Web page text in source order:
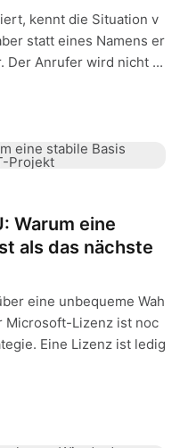
kennt die Situation v
statt eines Namens er
Der Anrufer wird nicht ...
Warum eine
als das nächste
eine unbequeme Wah
Microsoft-Lizenz ist noc
Eine Lizenz ist ledig
stabile Basis wichtiger